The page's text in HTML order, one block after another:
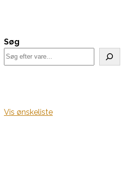
Søg
Vis ønskeliste